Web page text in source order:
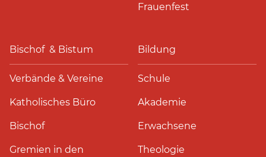
Frauenfest
Bischof & Bistum
Verbände & Vereine
Katholisches Büro
Bischof
Gremien in den
Bildung
Schule
Akademie
Erwachsene
Theologie